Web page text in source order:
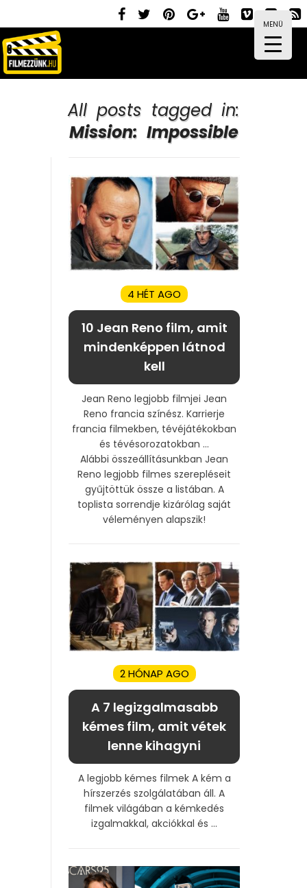
MENÜ
All posts tagged in:
Mission: Impossible
4 HÉT AGO
10 Jean Reno film, amit
mindenképpen látnod
kell
Jean Reno legjobb filmjei Jean
Reno francia színész. Karrierje
francia filmekben, tévéjátékokban
és tévésorozatokban ...
Alábbi összeállításunkban Jean
Reno legjobb filmes szerepléseit
gyűjtöttük össze a listában. A
toplista sorrendje kizárólag saját
véleményen alapszik!
2 HÓNAP AGO
A 7 legizgalmasabb
kémes film, amit vétek
lenne kihagyni
A legjobb kémes filmek A kém a
hírszerzés szolgálatában áll. A
filmek világában a kémkedés
izgalmakkal, akciókkal és ...